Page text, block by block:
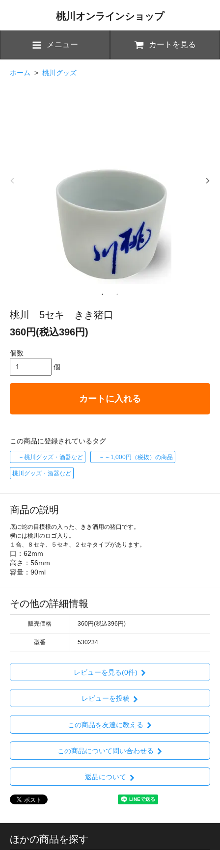
桃川オンラインショップ
メニュー カートを見る
ホーム > 桃川グッズ
桃川 5セキ きき猪口
360円(税込396円)
個数
個
カートに入れる
この商品に登録されているタグ
－桃川グッズ・酒器など －～1,000円（税抜）の商品
桃川グッズ・酒器など
商品の説明
底に蛇の目模様の入った、きき酒用の猪口です。
横には桃川のロゴ入り。
１合、８セキ、５セキ、２セキタイプがあります。
口：62mm
高さ：56mm
容量：90ml
その他の詳細情報
販売価格 360円(税込396円)
型番 530234
レビューを見る(0件)
レビューを投稿
この商品を友達に教える
この商品について問い合わせる
返品について
ほかの商品を探す